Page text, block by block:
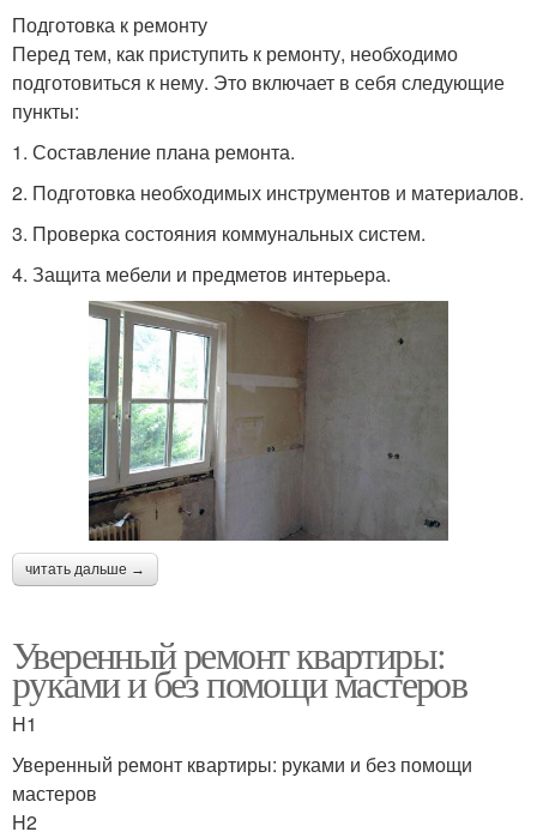
Подготовка к ремонту
Перед тем, как приступить к ремонту, необходимо
подготовиться к нему. Это включает в себя следующие
пункты:
1. Составление плана ремонта.
2. Подготовка необходимых инструментов и материалов.
3. Проверка состояния коммунальных систем.
4. Защита мебели и предметов интерьера.
читать дальше →
Уверенный ремонт квартиры:
руками и без помощи мастеров
H1
Уверенный ремонт квартиры: руками и без помощи
мастеров
H2